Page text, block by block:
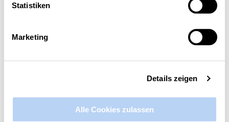
Statistiken
Marketing
Details zeigen
Alle Cookies zulassen
Rheinland-Pitch Halbfinale Aachen
2019